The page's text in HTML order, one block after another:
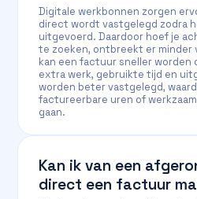
Digitale werkbonnen zorgen
direct wordt vastgelegd zodra
uitgevoerd. Daardoor hoef je
te zoeken, ontbreekt er minder
kan een factuur sneller worden
extra werk, gebruikte tijd en
worden beter vastgelegd,
factureerbare uren of
gaan.
Kan ik van een
direct een factuur